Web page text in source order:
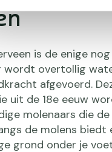
is de enige
wordt overtollig
afgevoerd.
uit de 18e eeuw
molenaars die
de molens biedt
grond onder je